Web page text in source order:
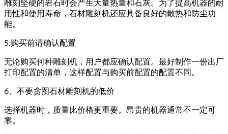
雕刻坚硬的岩石时会产生大量热量和石灰。为了提高机器的耐
用性和使用寿命，石材雕刻机还应具备良好的散热和防尘功
能。
5.购买前请确认配置
无论购买何种雕刻机，用户都应确认配置。最好制作一份出厂
打印配置的清单，这样配置与购买前配置的配置不同。
6、不要贪图石材雕刻机的低价
选择机器时，质量比价格更重要。昂贵的机器通常不一定可
靠。